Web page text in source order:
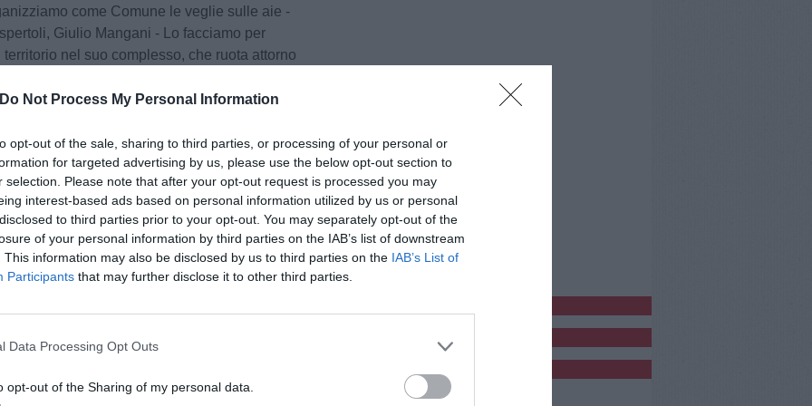
Do Not Process My Personal Information
opt-out of the sale, sharing to third parties, or processing of your personal or
for targeted advertising by us, please use the below opt-out section to
selection. Please note that after your opt-out request is processed you may
interest-based ads based on personal information utilized by us or personal
to third parties prior to your opt-out. You may separately opt-out of the
of your personal information by third parties on the IAB’s list of downstream
This information may also be disclosed by us to third parties on the IAB’s List of
Participants that may further disclose it to other third parties.
Data Processing Opt Outs
opt-out of the Sharing of my personal data.
come Comune le veglie sulle aie -
Giulio Mangani - Lo facciamo per
nel suo complesso, che ruota attorno
grano. Quella dei grani antichi è
recupero di una cultura e di una coltura del
giusto dedicarle questi quattro giorni. Inoltre,
importante: l’associazione Grani antichi e i
hanno ottenuto il finanziamento PIF dalla
molto importante per quanto riguarda la
dei semi e per il miglioramento
del settore basta un dato: attualmente, a
ettari coltivati per grani antichi che
all'anno di grano. “Siamo soddisfatti che
i finanziamenti dalla Regione - ha
dell’associazione Grani Antichi di
50 produttori - Questo ci permetterà di fare
garanzia della qualità dei nostri